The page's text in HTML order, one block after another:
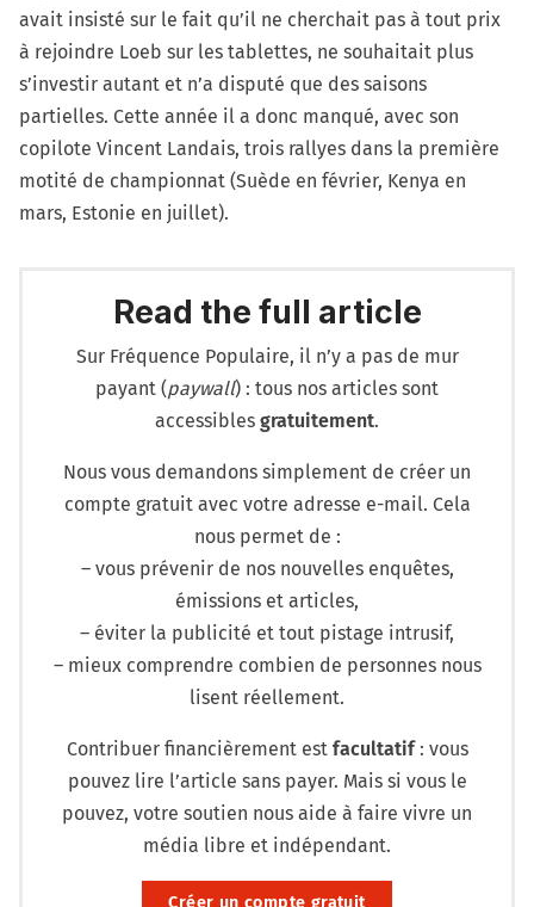
avait insisté sur le fait qu’il ne cherchait pas à tout prix
à rejoindre Loeb sur les tablettes, ne souhaitait plus
s’investir autant et n’a disputé que des saisons
partielles. Cette année il a donc manqué, avec son
copilote Vincent Landais, trois rallyes dans la première
motité de championnat (Suède en février, Kenya en
mars, Estonie en juillet).
Read the full article
Sur Fréquence Populaire, il n’y a pas de mur
payant (paywall) : tous nos articles sont
accessibles gratuitement.
Nous vous demandons simplement de créer un
compte gratuit avec votre adresse e-mail. Cela
nous permet de :
– vous prévenir de nos nouvelles enquêtes,
émissions et articles,
– éviter la publicité et tout pistage intrusif,
– mieux comprendre combien de personnes nous
lisent réellement.
Contribuer financièrement est facultatif: vous
pouvez lire l’article sans payer. Mais si vous le
pouvez, votre soutien nous aide à faire vivre un
média libre et indépendant.
Créer un compte gratuit